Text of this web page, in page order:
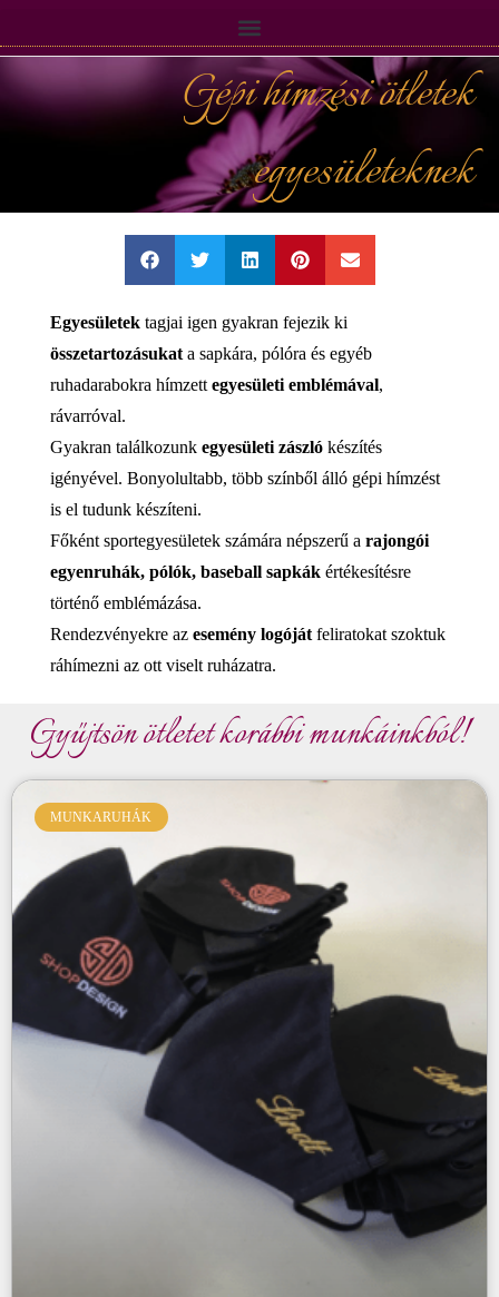
Gépi hímzési ötletek
egyesületeknek
Egyesületektagjai igen gyakran fejezik ki
összetartozásukat a sapkára, pólóra és egyéb
ruhadarabokra hímzett egyesületi emblémával,
rávarróval.
Gyakran találkozunk egyesületi zászló készítés
igényével. Bonyolultabb, több színből álló gépi hímzést
is el tudunk készíteni.
Főként sportegyesületek számára népszerű a rajongói
egyenruhák, pólók, baseball sapkák értékesítésre
történő emblémázása.
Rendezvényekre az esemény logóját feliratokat szoktuk
ráhímezni az ott viselt ruházatra.
Gyűjtsön ötletet korábbi munkáinkból!
MUNKARUHÁK